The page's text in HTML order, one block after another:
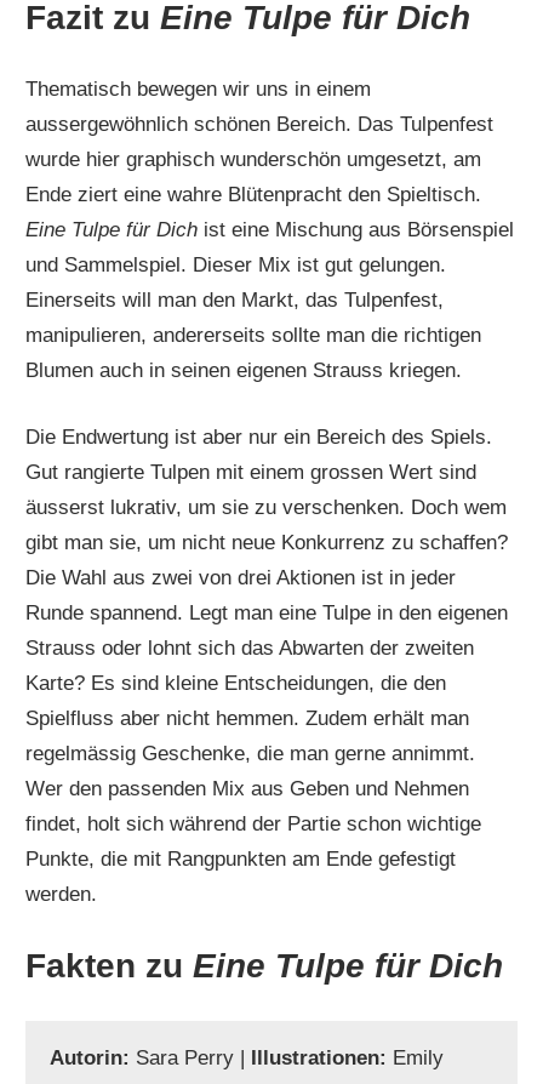
Fazit zuEine Tulpe für Dich
Thematisch bewegen wir uns in einem
aussergewöhnlich schönen Bereich. Das Tulpenfest
wurde hier graphisch wunderschön umgesetzt, am
Ende ziert eine wahre Blütenpracht den Spieltisch.
Eine Tulpe für Dich ist eine Mischung aus Börsenspiel
und Sammelspiel. Dieser Mix ist gut gelungen.
Einerseits will man den Markt, das Tulpenfest,
manipulieren, andererseits sollte man die richtigen
Blumen auch in seinen eigenen Strauss kriegen.
Die Endwertung ist aber nur ein Bereich des Spiels.
Gut rangierte Tulpen mit einem grossen Wert sind
äusserst lukrativ, um sie zu verschenken. Doch wem
gibt man sie, um nicht neue Konkurrenz zu schaffen?
Die Wahl aus zwei von drei Aktionen ist in jeder
Runde spannend. Legt man eine Tulpe in den eigenen
Strauss oder lohnt sich das Abwarten der zweiten
Karte? Es sind kleine Entscheidungen, die den
Spielfluss aber nicht hemmen. Zudem erhält man
regelmässig Geschenke, die man gerne annimmt.
Wer den passenden Mix aus Geben und Nehmen
findet, holt sich während der Partie schon wichtige
Punkte, die mit Rangpunkten am Ende gefestigt
werden.
Fakten zuEine Tulpe für Dich
Autorin: Sara Perry | Illustrationen: Emily